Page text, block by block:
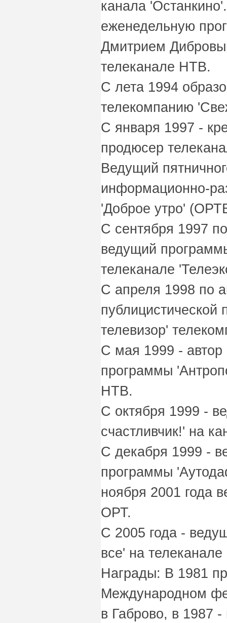
канала
еженедельную
Дмитрием
телеканале НТВ.
С лета 1994
телекомпанию
С января 1997 -
продюсер
Ведущий
информационно-
'Доброе утро'
С сентября 1997
ведущий
телеканале
С апреля 1998 по
телевизор'
С мая 1999 -
программы
НТВ.
С октября 1999 -
счастливчик!' на
С декабря 1999 -
программы
ноября 2001 года
ОРТ.
С 2005 года -
все' на
Награды: В 1981
Международном
в Габрово, в 1987